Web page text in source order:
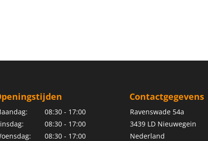
08:30 - 17:00
08:30 - 17:00
08:30 - 17:00
Contactgegevens
Ravenswade 54a
3439 LD Nieuwegein
Nederland